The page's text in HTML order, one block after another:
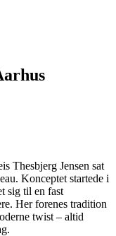
Thesbjerg Jensen sat
Konceptet startede i
sig til en fast
Her forenes tradition
twist – altid